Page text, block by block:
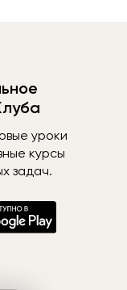
уроки
курсы
задач.